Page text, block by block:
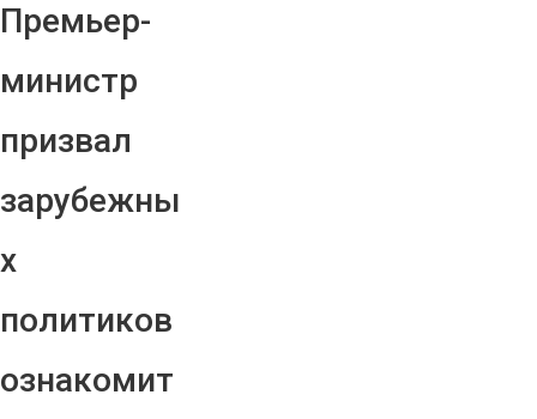
Премьер-
министр
призвал
зарубежны
х
политиков
ознакомит